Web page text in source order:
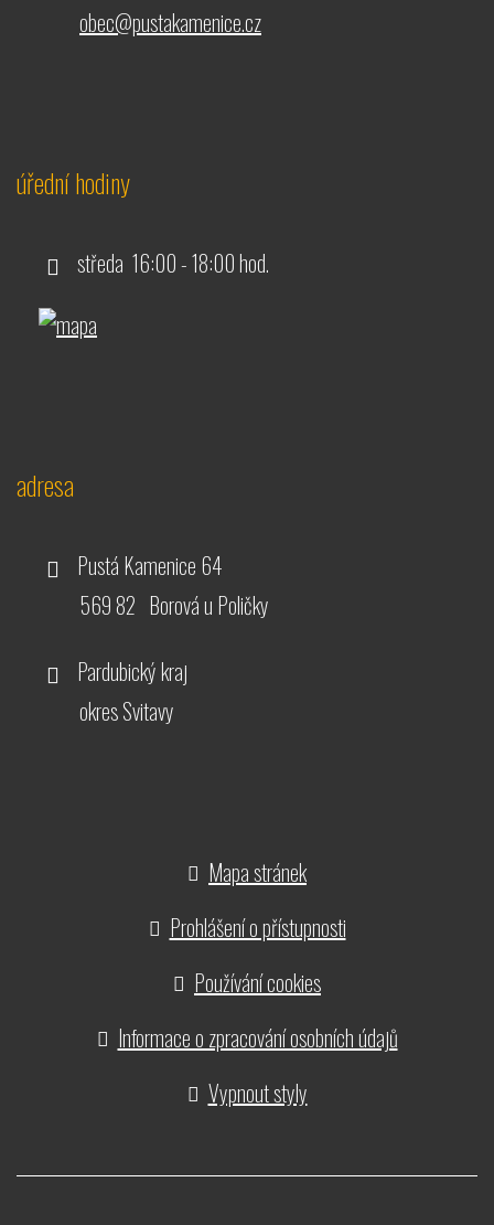
obec@pustakamenice.cz
úřední hodiny
středa 16:00 - 18:00 hod.
adresa
Pustá Kamenice 64
569 82 Borová u Poličky
Pardubický kraj
okres Svitavy
Mapa stránek
Prohlášení o přístupnosti
Používání cookies
Informace o zpracování osobních údajů
Vypnout styly